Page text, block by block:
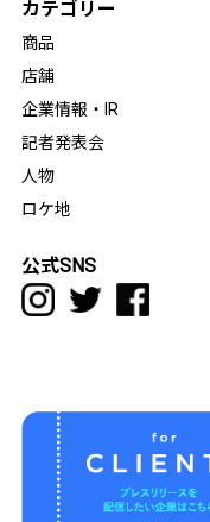
カテゴリー
商品
店舗
企業情報・IR
記者発表会
人物
ロケ地
公式SNS